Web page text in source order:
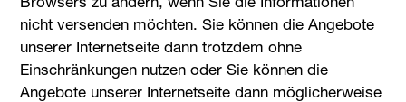
nicht versenden möchten. Sie können die Angebote
unserer Internetseite dann trotzdem ohne
Einschränkungen nutzen oder Sie können die
Angebote unserer Internetseite dann möglicherweise